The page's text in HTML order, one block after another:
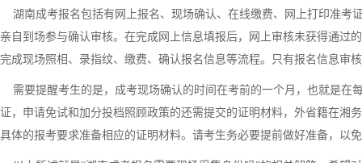
湖南成考报名包括有网上报名、现场确认、在线缴费、网上打印准考
亲自到场参与确认审核。在完成网上信息填报后，网上审核未获得通过
完成现场照相、录指纹、缴费、确认报名信息等流程。只有报名信息审
需要提醒考生的是，成考现场确认的时间在考前的一个月，也就是在
证，申请免试和加分投档照顾政策的还需提交的证明材料，外省籍在湘
具体的报考要求准备相应的证明材料。请考生务必要提前做好准备，以